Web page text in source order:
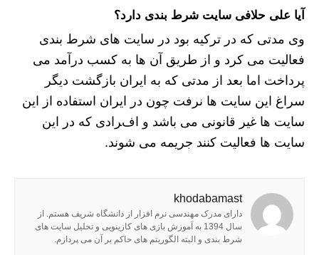
آیا علی حلافی سایت شرط بندی دارد؟
وی مدتی که در ترکیه بود در سایت های شرط بندی
فعالیت می کرد و از طریق آن ها به کسب درآمد می
پرداخت اما بعد از مدتی که به ایران بازگشت دیگر
سراغ این سایت ها نرفت چون در ایران استفاده از این
سایت ها غیر قانونی می باشد و افرادی که در این
سایت ها فعالیت کنند جریمه می شوند.
khodabamast
دارای مدرک مهندسی نرم افزار از دانشگاه شریف هستم. از
سال 1394 به آموزش بازی های کازینویی و تحلیل سایت های
شرط بندی و البته الگوریتم های حاکم بر آن می پردازم.